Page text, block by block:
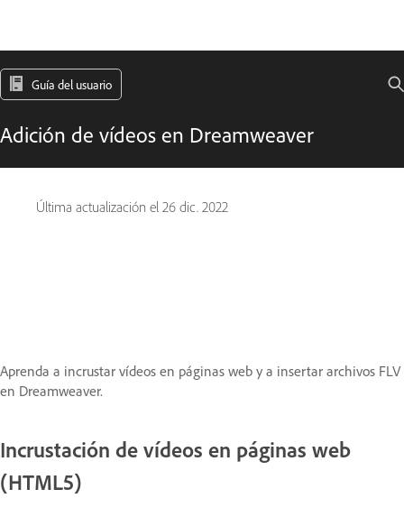
Guía del usuario
Adición de vídeos en Dreamweaver
Última actualización el 26 dic. 2022
Aprenda a incrustar vídeos en páginas web y a insertar archivos FLV
en Dreamweaver.
Incrustación de vídeos en páginas web
(HTML5)